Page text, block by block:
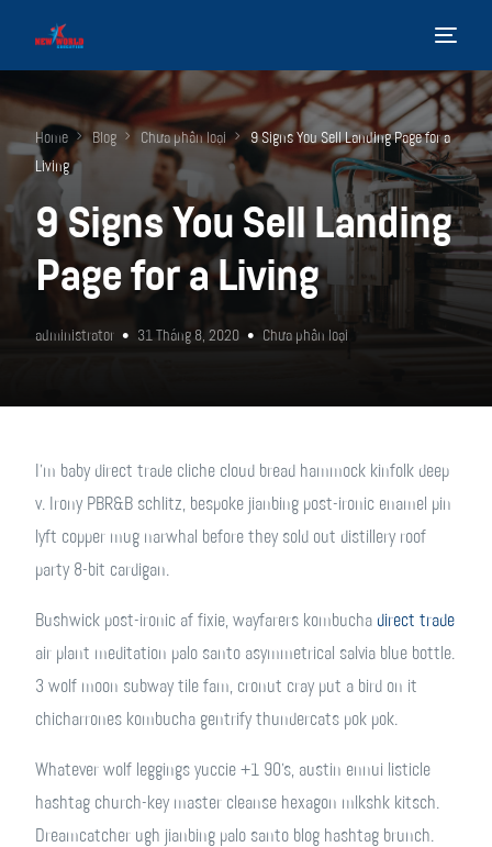
Home Blog Chưa phân loại
9 Signs You Sell Landing Page for a
Living
9 Signs You Sell Landing
Page for a Living
administrator 31 Tháng 8, 2020 Chưa phân loại
I’m baby direct trade cliche cloud bread hammock kinfolk deep
v. Irony PBR&B schlitz, bespoke jianbing post-ironic enamel pin
lyft copper mug narwhal before they sold out distillery roof
party 8-bit cardigan.
Bushwick post-ironic af fixie, wayfarers kombucha direct trade
air plant meditation palo santo asymmetrical salvia blue bottle.
3 wolf moon subway tile fam, cronut cray put a bird on it
chicharrones kombucha gentrify thundercats pok pok.
Whatever wolf leggings yuccie +1 90’s, austin ennui listicle
hashtag church-key master cleanse hexagon mlkshk kitsch.
Dreamcatcher ugh jianbing palo santo blog hashtag brunch.
TRANG CHỦ
LỊCH TRÌNH
ƯU ĐÃI
ĐĂNG KÝ NGAY